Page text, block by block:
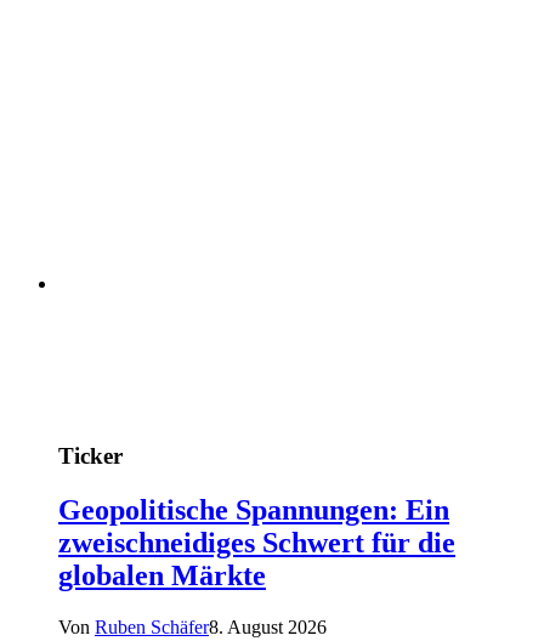
Ticker
Geopolitische Spannungen: Ein
zweischneidiges Schwert für die
globalen Märkte
Von Ruben Schäfer8. August 2026